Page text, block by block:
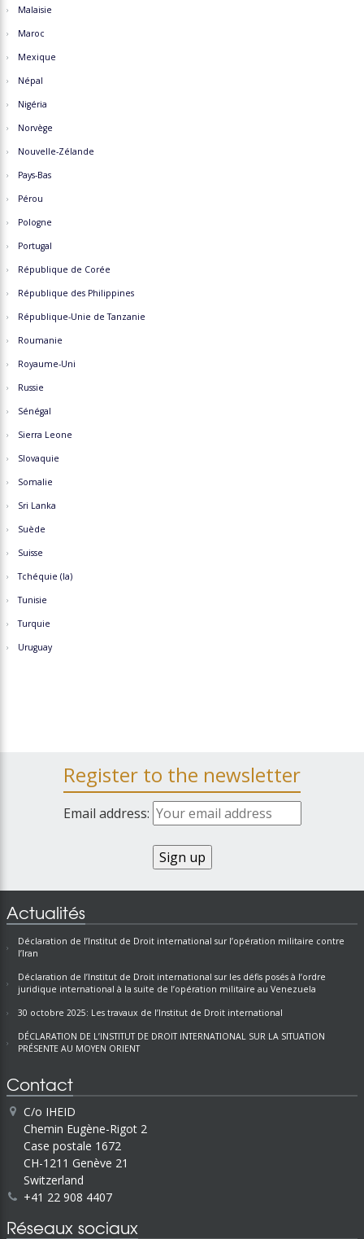
Malaisie
Maroc
Mexique
Népal
Nigéria
Norvège
Nouvelle-Zélande
Pays-Bas
Pérou
Pologne
Portugal
République de Corée
République des Philippines
République-Unie de Tanzanie
Roumanie
Royaume-Uni
Russie
Sénégal
Sierra Leone
Slovaquie
Somalie
Sri Lanka
Suède
Suisse
Tchéquie (la)
Tunisie
Turquie
Uruguay
Register to the newsletter
Email address:
Actualités
Déclaration de l’Institut de Droit international sur l’opération militaire contre
l’Iran
Déclaration de l’Institut de Droit international sur les défis posés à l’ordre
juridique international à la suite de l’opération militaire au Venezuela
30 octobre 2025: Les travaux de l’Institut de Droit international
DÉCLARATION DE L’INSTITUT DE DROIT INTERNATIONAL SUR LA SITUATION
PRÉSENTE AU MOYEN ORIENT
Contact
C/o IHEID
Chemin Eugène-Rigot 2
Case postale 1672
CH-1211 Genève 21
Switzerland
+41 22 908 4407
Réseaux sociaux